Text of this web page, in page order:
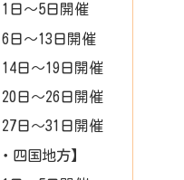
日～5日開催
日～13日開催
日～19日開催
日～26日開催
日～31日開催
四国地方】